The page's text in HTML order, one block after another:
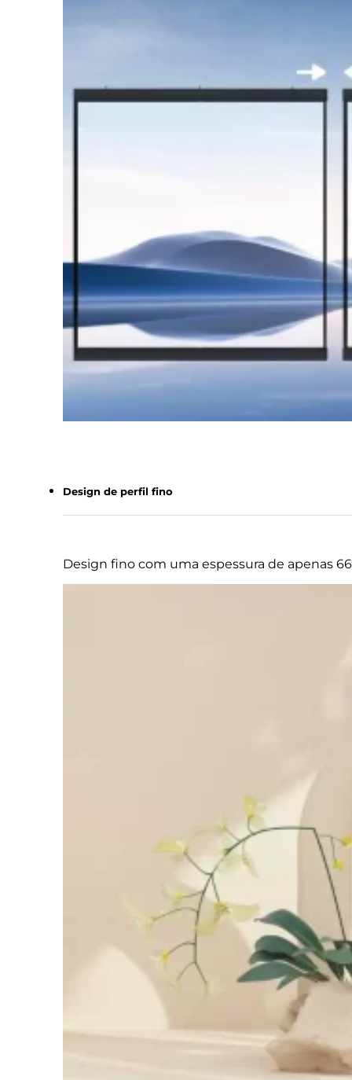
Design de perfil fino
Design fino com uma espessura de apenas